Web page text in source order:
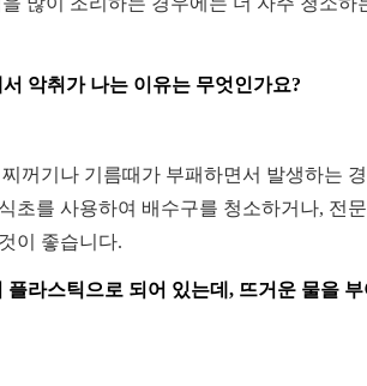
악취가 나는 이유는 무엇인가요?
꺼기나 기름때가 부패하면서 발생하는
초를 사용하여 배수구를 청소하거나, 전
이 좋습니다.
플라스틱으로 되어 있는데, 뜨거운 물을